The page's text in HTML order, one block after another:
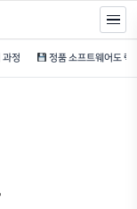
일 패키지 과정